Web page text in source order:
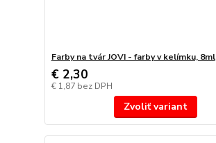
Farby na tvár JOVI - farby v kelímku, 8ml
€ 2,30
€ 1,87 bez DPH
Zvoliť variant